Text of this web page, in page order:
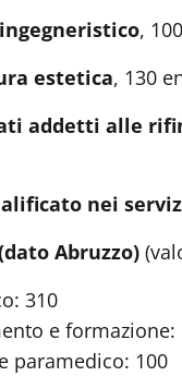
,
estetica, 130
addetti alle
nei
Abruzzo)
310
e formazione:
paramedico: 100